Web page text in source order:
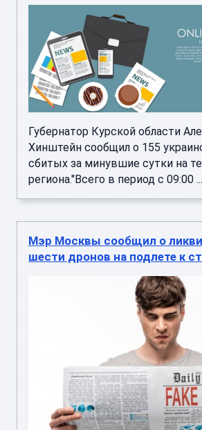
Губернатор Курской области
Хинштейн сообщил о 155
сбитых за минувшие сутки на
региона."Всего в период с 09:00 ...
Мэр Москвы сообщил о
шести дронов на подлете к